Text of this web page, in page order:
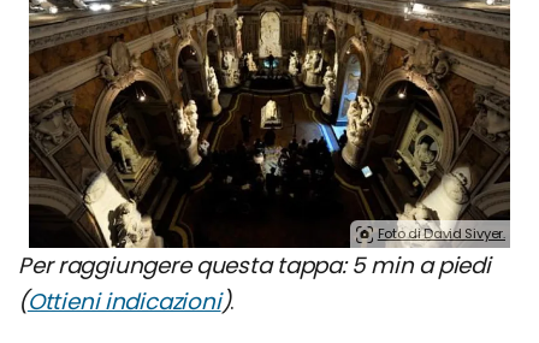
Foto di David Sivyer.
Per raggiungere questa tappa: 5 min a piedi
(Ottieni indicazioni).